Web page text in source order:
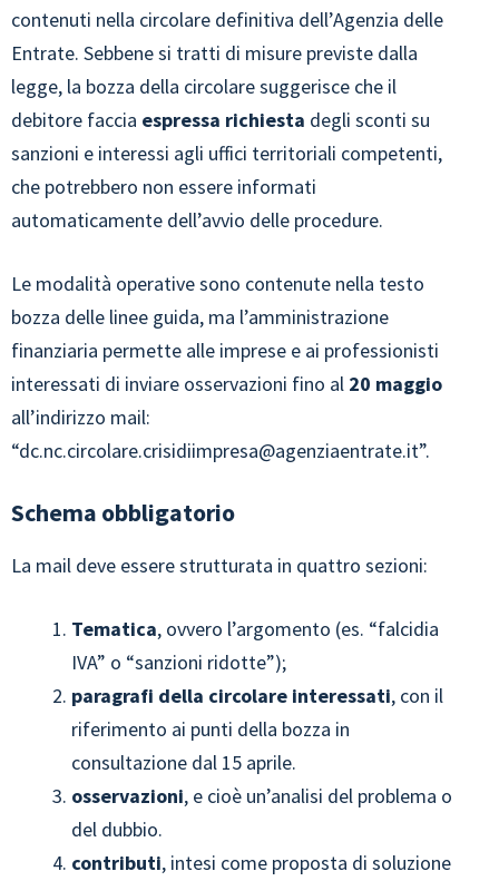
contenuti nella circolare definitiva dell’Agenzia delle
Entrate. Sebbene si tratti di misure previste dalla
legge, la bozza della circolare suggerisce che il
debitore faccia espressa richiesta degli sconti su
sanzioni e interessi agli uffici territoriali competenti,
che potrebbero non essere informati
automaticamente dell’avvio delle procedure.
Le modalità operative sono contenute nella testo
bozza delle linee guida, ma l’amministrazione
finanziaria permette alle imprese e ai professionisti
interessati di inviare osservazioni fino al 20 maggio
all’indirizzo mail:
“dc.nc.circolare.crisidiimpresa@agenziaentrate.it”.
Schema obbligatorio
La mail deve essere strutturata in quattro sezioni:
Tematica, ovvero l’argomento (es. “falcidia
IVA” o “sanzioni ridotte”);
paragrafi della circolare interessati, con il
riferimento ai punti della bozza in
consultazione dal 15 aprile.
osservazioni, e cioè un’analisi del problema o
del dubbio.
contributi, intesi come proposta di soluzione